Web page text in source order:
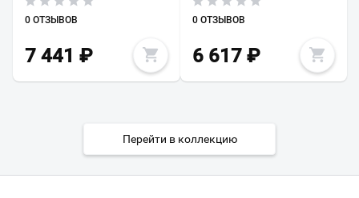
0 ОТЗЫВОВ
7 441 ₽
0 ОТЗЫВОВ
6 617₽
Перейти в коллекцию